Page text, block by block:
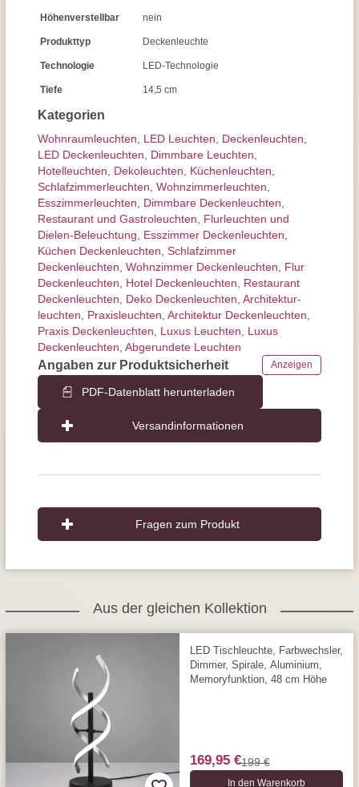
Kategorien
Wohnraum­leuchten LED Leuchten Decken­leuchten
LED Deckenleuchten
Dimmbare Leuchten
Hotelleuchten
Dekoleuchten Küchenleuchten
Schlafzimmer­leuchten Wohnzimmer­leuchten
Esszimmer­­leuchten
Dimmbare Deckenleuchten
Restaurant und Gastroleuchten
Flurleuchten und
Dielen-Beleuchtung
Esszimmer Deckenleuchten
Küchen Deckenleuchten Schlafzimmer
Deckenleuchten Wohnzimmer Deckenleuchten
Flur
Deckenleuchten
Hotel Deckenleuchten
Restaurant
Deckenleuchten
Deko Deckenleuchten Architektur­
leuchten
Praxisleuchten Architektur Deckenleuchten
Praxis Deckenleuchten
Luxus Leuchten
Luxus
Deckenleuchten Abgerundete Leuchten
Angaben zur Produktsicherheit Anzeigen
PDF-Datenblatt herunterladen
Versandinformationen
Höhenverstellbar nein
Produkttyp Deckenleuchte
Technologie LED-Technologie
Tiefe 14,5 cm
Fragen zum Produkt
Aus der gleichen Kollektion
LED Tischleuchte, Farbwechsler,
Dimmer, Spirale, Aluminium,
Memoryfunktion, 48 cm Höhe
169,95 €199 €
In den Warenkorb